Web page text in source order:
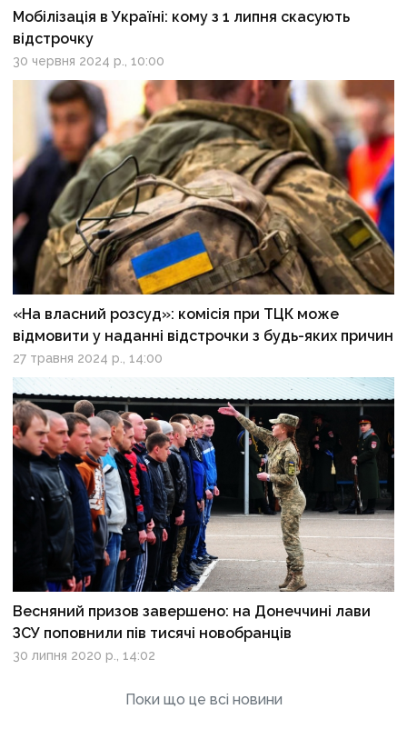
Мобілізація в Україні: кому з 1 липня скасують
відстрочку
30 червня 2024 р., 10:00
«На власний розсуд»: комісія при ТЦК може
відмовити у наданні відстрочки з будь-яких причин
27 травня 2024 р., 14:00
Весняний призов завершено: на Донеччині лави
ЗСУ поповнили пів тисячі новобранців
30 липня 2020 р., 14:02
Поки що це всі новини